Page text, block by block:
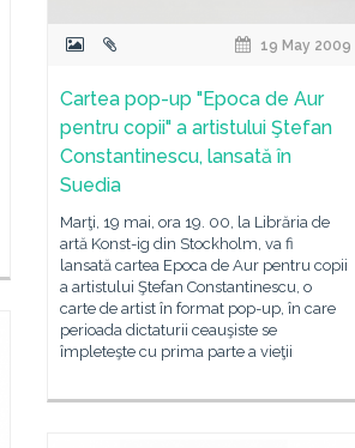
19 May 2009
Cartea pop-up "Epoca de Aur
pentru copii" a artistului Ştefan
Constantinescu, lansată în
Suedia
Marţi, 19 mai, ora 19. 00, la Librăria de
artă Konst-ig din Stockholm, va fi
lansată cartea Epoca de Aur pentru copii
a artistului Ştefan Constantinescu, o
carte de artist în format pop-up, în care
perioada dictaturii ceauşiste se
împleteşte cu prima parte a vieţii